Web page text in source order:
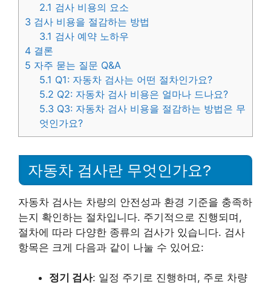
2.1 검사 비용의 요소
3 검사 비용을 절감하는 방법
3.1 검사 예약 노하우
4 결론
5 자주 묻는 질문 Q&A
5.1 Q1: 자동차 검사는 어떤 절차인가요?
5.2 Q2: 자동차 검사 비용은 얼마나 드나요?
5.3 Q3: 자동차 검사 비용을 절감하는 방법은 무
엇인가요?
자동차 검사란 무엇인가요?
자동차 검사는 차량의 안전성과 환경 기준을 충족하
는지 확인하는 절차입니다. 주기적으로 진행되며,
절차에 따라 다양한 종류의 검사가 있습니다. 검사
항목은 크게 다음과 같이 나눌 수 있어요:
정기 검사: 일정 주기로 진행하며, 주로 차량